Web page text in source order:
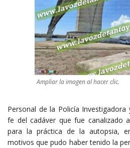
Ampliar la imagen al hacer clic.
Personal de la Policía
fe del cadáver que fue canalizado
para la práctica de la autopsia,
motivos que pudo haber tenido la